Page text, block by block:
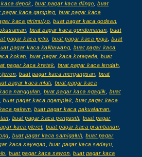
depok buat pagar kaca dlingo ,buat
pagar kaca gamping
buat pagar kaca
kaca girimulyo ,buat pagar kaca godean
buat pagar kaca gondomanan ,buat
pagar kaca jetis buat pagar kaca jogja
buat
pagar kaca kalibawang ,buat pagar kaca
kokap buat pagar kaca kotagede ,buat
pagar kaca kretek buat pagar kaca lendah
,buat pagar kaca mergangsan
buat
pagar kaca mlati, buat pagar kaca
nanggulan buat pagar kaca ngaglik
buat
,buat pagar kaca ngemplak ,buat pagar kaca
pakem ,buat pagar kaca pakualaman
buat pagar kaca pengasih ,buat pagar
kaca pleret,buat pagar kaca prambanan
,buat pagar kaca samigaluh ,buat pagar
kaca sayegan buat pagar kaca sedayu
,buat pagar kaca sewon ,buat pagar kaca